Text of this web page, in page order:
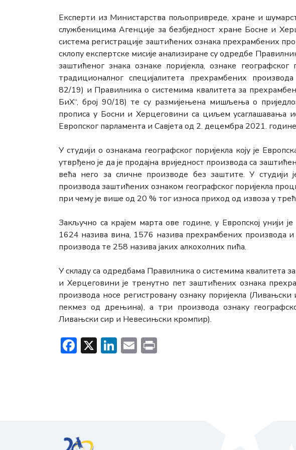
Експерти из Министарства пољопривреде, хране и
службеницима Агенције за безбједност хране Босне и
система регистрације заштићених ознака прехрамбених
склопу експертске мисије анализиране су одредбе
заштићеног знака ознаке поријекла, ознаке географског
традиционалног специјалитета прехрамбених
82/19) и Правилника о системима квалитета за
БиХ“, број 90/18) те су размијењена мишљења о
прописа у Босни и Херцеговини са циљем усаглашавања
Европског парламента и Савјета од 2. децембра 2021.
У студији о ознакама географског поријекла коју је
утврђено је да је продајна вриједност производа са
већа него за сличне производе без заштите. У студији
производа заштићених ознаком географског поријекла
при чему је више од 20 % тог износа приход од извоза у
Закључно са крајем марта ове године, у Европској унији
1624 назива вина, 1576 назива прехрамбених производа
производа те 258 назива јаких алкохолних пића.
У складу са одредбама Правилника о системима квалитета
и Херцеговини је тренутно пет заштићених ознака
производа носе регистровану ознаку поријекла
пекмез од дрењина), а три производа ознаку
Ливањски сир и Невесињски кромпир).
Facebook
X LinkedIn
Email